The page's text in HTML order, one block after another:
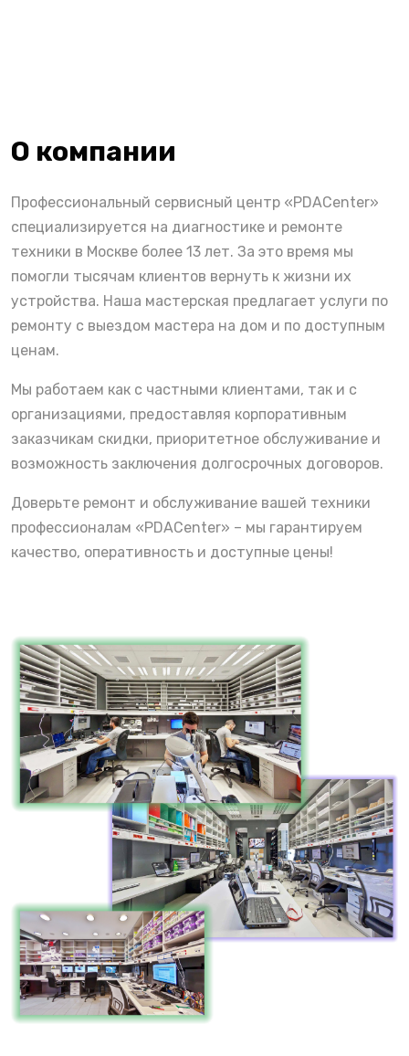
О компании
Профессиональный сервисный центр «PDACenter»
специализируется на диагностике и ремонте
техники в Москве более 13 лет. За это время мы
помогли тысячам клиентов вернуть к жизни их
устройства. Наша мастерская предлагает услуги по
ремонту с выездом мастера на дом и по доступным
ценам.
Мы работаем как с частными клиентами, так и с
организациями, предоставляя корпоративным
заказчикам скидки, приоритетное обслуживание и
возможность заключения долгосрочных договоров.
Доверьте ремонт и обслуживание вашей техники
профессионалам «PDACenter» – мы гарантируем
качество, оперативность и доступные цены!